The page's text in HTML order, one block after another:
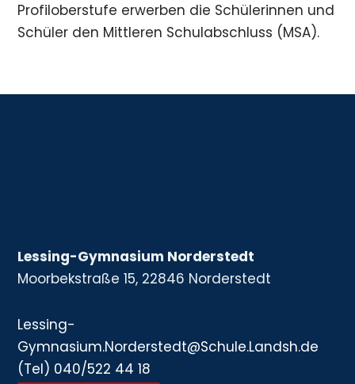
Profiloberstufe erwerben die Schülerinnen und
Schüler den Mittleren Schulabschluss (MSA).
Lessing-Gymnasium Norderstedt
Moorbekstraße 15, 22846 Norderstedt
Lessing-
Gymnasium.Norderstedt@Schule.Landsh.de
(Tel) 040/522 44 18